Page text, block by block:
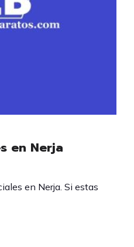
en Nerja
en Nerja. Si estas